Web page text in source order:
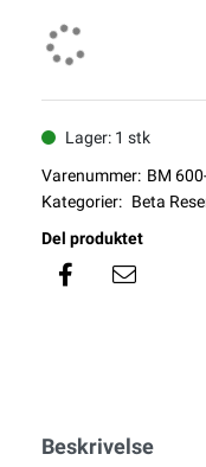
Lager: 1 stk
Varenummer: BM
Kategorier: Beta
Del produktet
Beskrivelse